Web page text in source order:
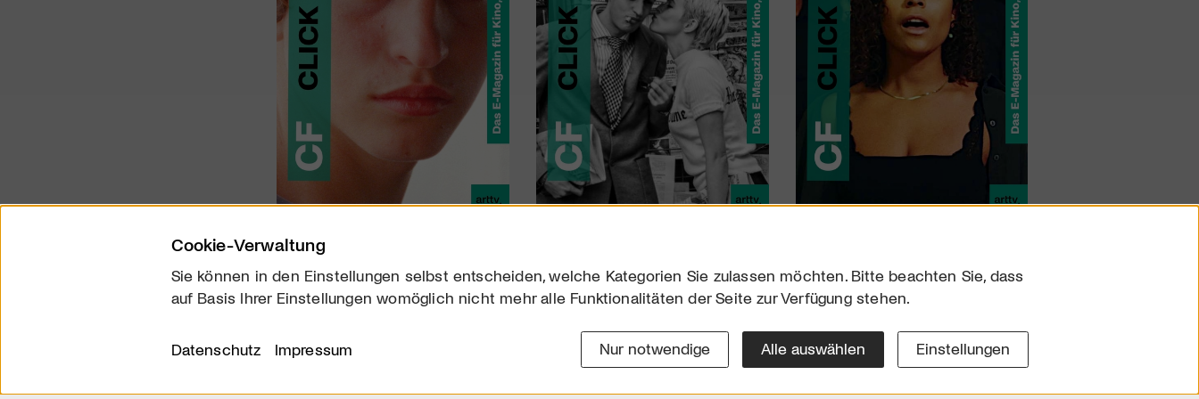
Über uns
Downloads
Impressum
Cookie-Verwaltung
Sie können in den Einstellungen selbst entscheiden, welche Kategorien Sie zulassen möchten. Bitte beachten Sie, dass
auf Basis Ihrer Einstellungen womöglich nicht mehr alle Funktionalitäten der Seite zur Verfügung stehen.
Datenschutz Impressum Nur notwendige Alle auswählen Einstellungen